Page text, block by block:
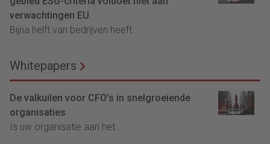
verwachtingen EU
Bijna helft van bedrijven heeft...
Whitepapers
De valkuilen voor CFO’s in snelgroeiende
organisaties
Is uw organisatie aan het...